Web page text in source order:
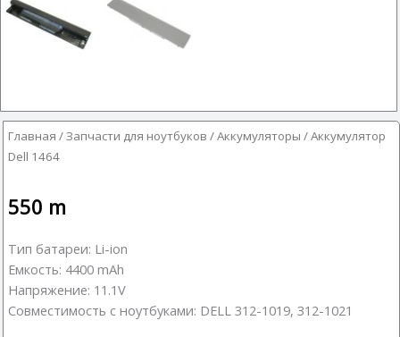
Главная /Запчасти для ноутбуков /Аккумуляторы / Аккумулятор
Dell 1464
550 m
Тип батареи: Li-ion
Емкость: 4400 mAh
Напряжение: 11.1V
Совместимость с ноутбуками: DELL 312-1019, 312-1021